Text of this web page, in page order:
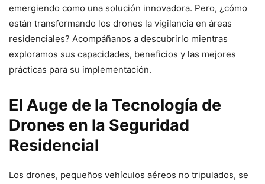
emergiendo como una solución innovadora. Pero, ¿cómo
están transformando los drones la vigilancia en áreas
residenciales? Acompáñanos a descubrirlo mientras
exploramos sus capacidades, beneficios y las mejores
prácticas para su implementación.
El Auge de la Tecnología de
Drones en la Seguridad
Residencial
Los drones, pequeños vehículos aéreos no tripulados, se